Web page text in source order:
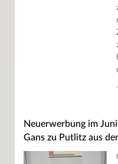
Neuerwerbung im
Gans zu Putlitz aus